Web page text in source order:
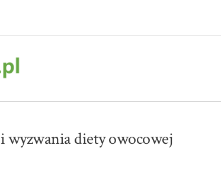
wyzwania diety owocowej